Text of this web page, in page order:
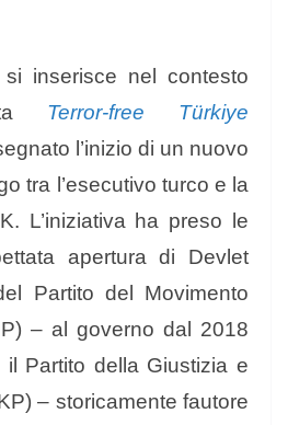
inserisce nel contesto
Terror-free Türkiye
l’inizio di un nuovo
tra l’esecutivo turco e la
L’iniziativa ha preso le
apertura di Devlet
Partito del Movimento
– al governo dal 2018
Partito della Giustizia e
– storicamente fautore